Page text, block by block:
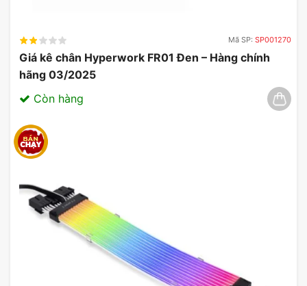
Mã SP: SP001270
Giá kê chân Hyperwork FR01 Đen – Hàng chính
hãng 03/2025
Còn hàng